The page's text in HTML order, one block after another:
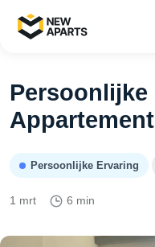
Persoonlijke
Persoonlijke Ervaring
1 mrt 6 min